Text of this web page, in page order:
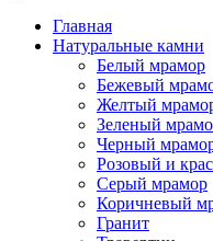
Главная
Натуральные камни
Белый мрамор
Бежевый
Желтый
Зеленый
Черный
Розовый и
Серый мрамор
Коричневый
Гранит